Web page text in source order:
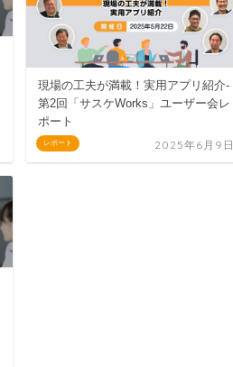
レポート
現場の工夫が満載！実用アプリ紹介-
第2回「サスケWorks」ユーザー会レ
ポート
2025年6月9日